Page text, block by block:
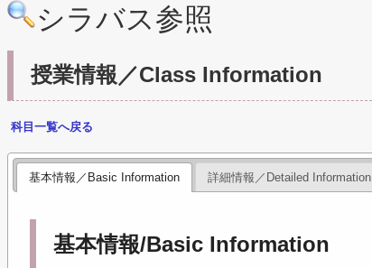
シラバス参照
授業情報／Class Information
科目一覧へ戻る
基本情報／Basic Information 詳細情報／Detailed Information
基本情報/Basic Information